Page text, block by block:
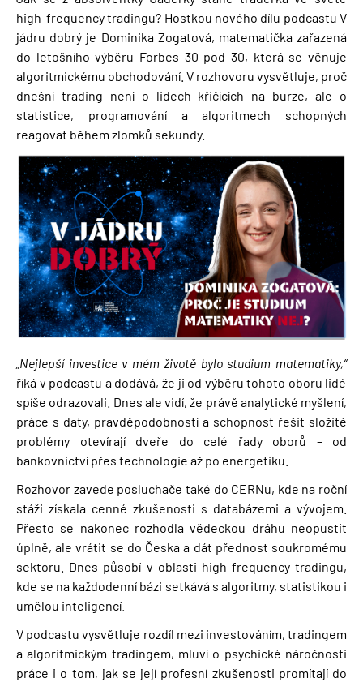
high-frequency tradingu? Hostkou nového dílu podcastu V
jádru dobrý je Dominika Zogatová, matematička zařazená
do letošního výběru Forbes 30 pod 30, která se věnuje
algoritmickému obchodování. V rozhovoru vysvětluje, proč
dnešní trading není o lidech křičících na burze, ale o
statistice, programování a algoritmech schopných
reagovat během zlomků sekundy.
Obrázek
„Nejlepší investice v mém životě bylo studium matematiky,“
říká v podcastu a dodává, že ji od výběru tohoto oboru lidé
spíše odrazovali. Dnes ale vidí, že právě analytické myšlení,
práce s daty, pravděpodobností a schopnost řešit složité
problémy otevírají dveře do celé řady oborů – od
bankovnictví přes technologie až po energetiku.
Rozhovor zavede posluchače také do CERNu, kde na roční
stáži získala cenné zkušenosti s databázemi a vývojem.
Přesto se nakonec rozhodla vědeckou dráhu neopustit
úplně, ale vrátit se do Česka a dát přednost soukromému
sektoru. Dnes působí v oblasti high-frequency tradingu,
kde se na každodenní bázi setkává s algoritmy, statistikou i
umělou inteligencí.
V podcastu vysvětluje rozdíl mezi investováním, tradingem
a algoritmickým tradingem, mluví o psychické náročnosti
práce i o tom, jak se její profesní zkušenosti promítají do